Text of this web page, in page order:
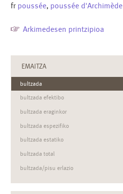
fr poussée, poussée d'Archimède
Arkimedesen printzipioa
EMAITZA
bultzada
bultzada efektibo
bultzada eraginkor
bultzada espezifiko
bultzada estatiko
bultzada total
bultzada/pisu erlazio
bultzada-inbertsore